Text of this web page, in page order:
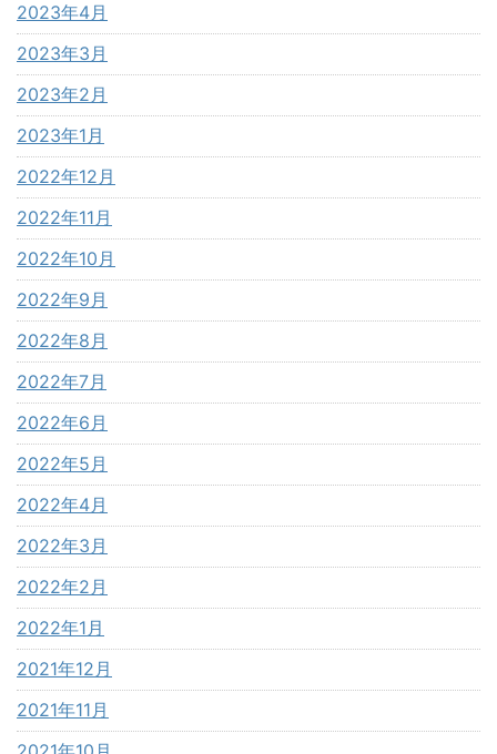
2023年4月
2023年3月
2023年2月
2023年1月
2022年12月
2022年11月
2022年10月
2022年9月
2022年8月
2022年7月
2022年6月
2022年5月
2022年4月
2022年3月
2022年2月
2022年1月
2021年12月
2021年11月